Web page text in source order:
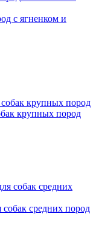
с ягненком и
крупных пород
средних пород